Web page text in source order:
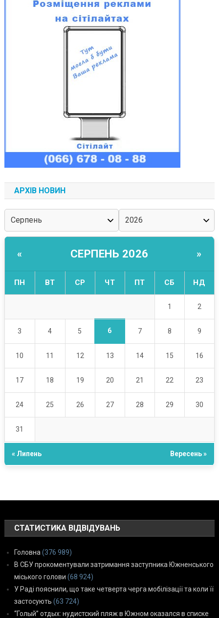
АРХІВ НОВИН
« СЕРПЕНЬ 2026 »
ПН ВТ СР ЧТ ПТ СБ НД
1 2
3 4 5 6 7 8 9
10 11 12 13 14 15 16
17 18 19 20 21 22 23
24 25 26 27 28 29 30
31
« Липень Вересень »
СТАТИСТИКА ВІДВІДУВАНЬ
Головна (376 989)
В СБУ прокоментували затримання заступника Южненського
міського голови (68 924)
У Раді пояснили, що таке четверта черга мобілізації та коли її
застосують (63 724)
“Голый” отдых: нудистский пляж в Южном оказался в списке